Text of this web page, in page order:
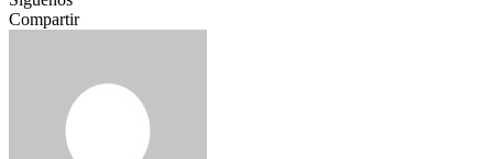
Compartir
electrónico